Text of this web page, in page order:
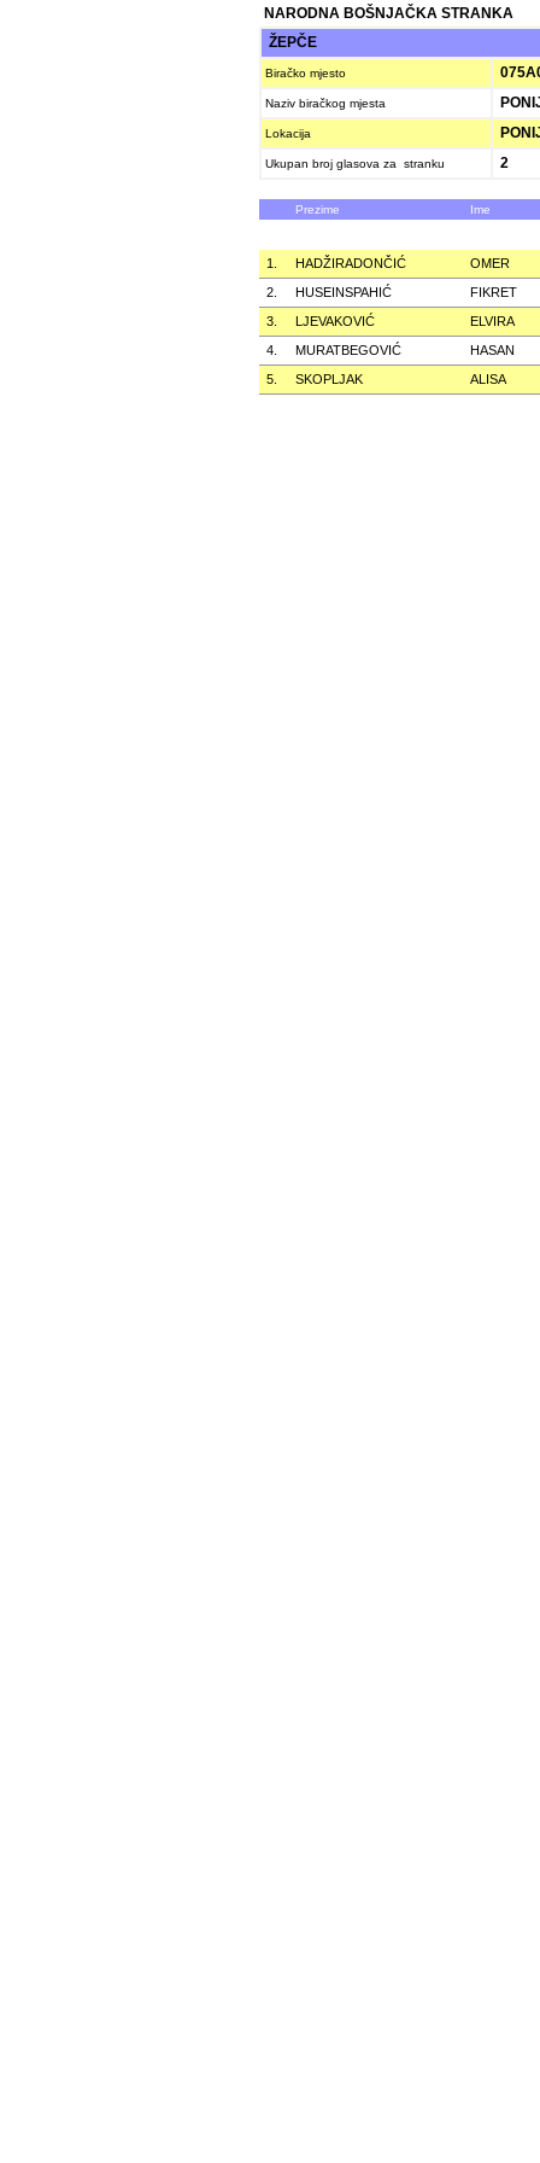
NARODNA BOŠNJAČKA STRANKA
ŽEPČE
Biračko mjesto
Naziv biračkog mjesta
Lokacija
Ukupan broj glasova za stranku 2
Prezime Ime
1. HADŽIRADONČIĆ
OMER
2.
HUSEINSPAHIĆ
FIKRET
3.
LJEVAKOVIĆ
ELVIRA
4.
MURATBEGOVIĆ
HASAN
5.
SKOPLJAK ALISA